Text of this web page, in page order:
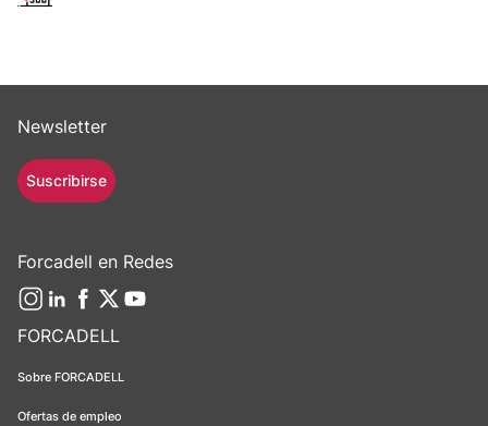
FORCADELL
Sobre FORCADELL
Ofertas de empleo
Newsletter
Suscribirse
Forcadell en Redes